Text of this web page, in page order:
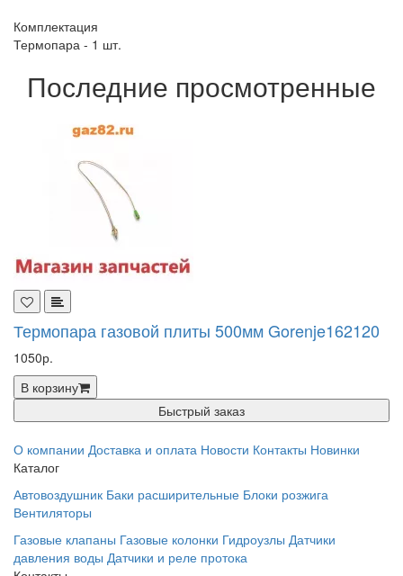
Комплектация
Термопара - 1 шт.
Последние просмотренные
Термопара газовой плиты 500мм Gorenje162120
1050р.
В корзину
Быстрый заказ
О компании Доставка и оплата Новости Контакты Новинки
Каталог
Автовоздушник Баки расширительные Блоки розжига
Вентиляторы
Газовые клапаны Газовые колонки Гидроузлы Датчики
давления воды Датчики и реле протока